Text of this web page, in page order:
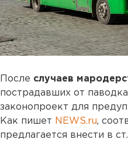
После случаев
пострадавших от
законопроект для
Как пишет NEWS.ru,
предлагается внести в